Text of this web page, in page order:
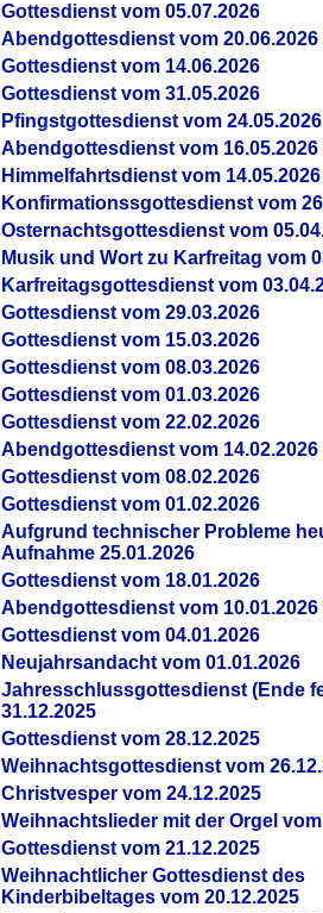
Gottesdienst vom 05.07.2026
Abendgottesdienst vom 20.06.2026
Gottesdienst vom 14.06.2026
Gottesdienst vom 31.05.2026
Pfingstgottesdienst vom 24.05.2026
Abendgottesdienst vom 16.05.2026
Himmelfahrtsdienst vom 14.05.2026
Konfirmationssgottesdienst vom
Osternachtsgottesdienst vom
Musik und Wort zu Karfreitag vom
Karfreitagsgottesdienst vom
Gottesdienst vom 29.03.2026
Gottesdienst vom 15.03.2026
Gottesdienst vom 08.03.2026
Gottesdienst vom 01.03.2026
Gottesdienst vom 22.02.2026
Abendgottesdienst vom 14.02.2026
Gottesdienst vom 08.02.2026
Gottesdienst vom 01.02.2026
Aufgrund technischer Probleme
Aufnahme 25.01.2026
Gottesdienst vom 18.01.2026
Abendgottesdienst vom 10.01.2026
Gottesdienst vom 04.01.2026
Neujahrsandacht vom 01.01.2026
Jahresschlussgottesdienst (Ende
31.12.2025
Gottesdienst vom 28.12.2025
Weihnachtsgottesdienst vom
Christvesper vom 24.12.2025
Weihnachtslieder mit der Orgel vom
Gottesdienst vom 21.12.2025
Weihnachtlicher Gottesdienst des
Kinderbibeltages vom 20.12.2025